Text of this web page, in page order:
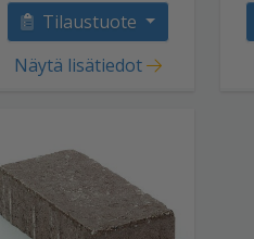
Tilaustuote
Näytä lisätiedot